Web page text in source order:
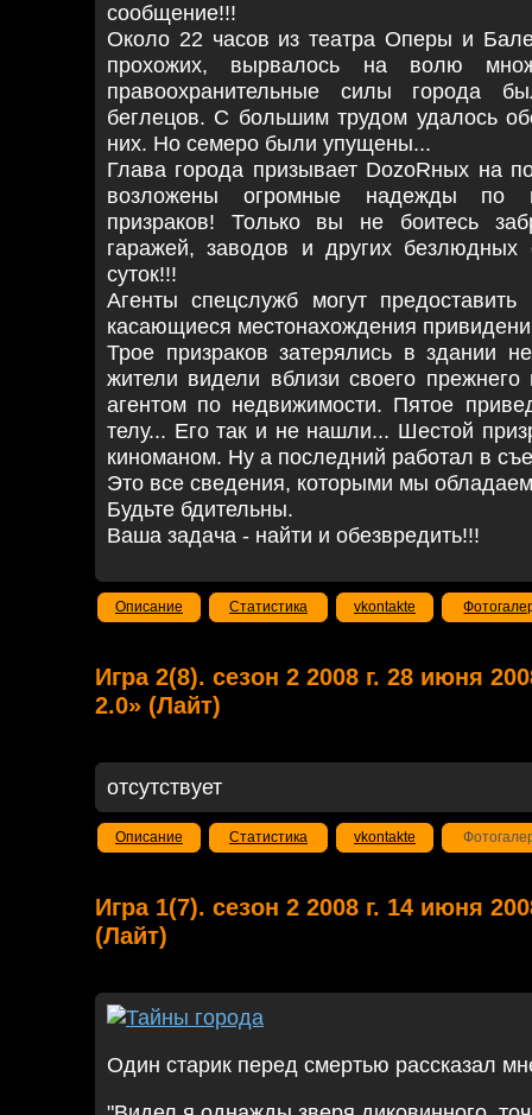
сообщение!!!
Около 22 часов из театра Оперы и
прохожих, вырвалось на волю
правоохранительные силы города
беглецов. С большим трудом удалось
них. Но семеро были упущены...
Глава города призывает DozoRных на
возложены огромные надежды по
призраков! Только вы не боитесь
гаражей, заводов и других
суток!!!
Агенты спецслужб могут
касающиеся местонахождения
Трое призраков затерялись в здании
жители видели вблизи своего
агентом по недвижимости. Пятое
телу... Его так и не нашли... Шестой
киноманом. Ну а последний работал в
Это все сведения, которыми мы
Будьте бдительны.
Ваша задача - найти и обезвредить!!!
Описание Статистика vkontakte
Игра 2(8). сезон 2 2008 г. 28 июня
2.0» (Лайт)
отсутствует
Описание Статистика vkontakte
Игра 1(7). сезон 2 2008 г. 14 июня
(Лайт)
Один старик перед смертью рассказал